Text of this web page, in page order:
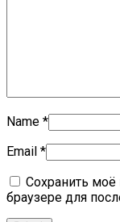
Name *
Email *
Сохранить моё
браузере для